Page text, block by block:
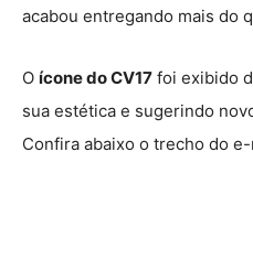
acabou entregando mais do
O ícone do CV17 foi exibido
sua estética e sugerindo
Confira abaixo o trecho do